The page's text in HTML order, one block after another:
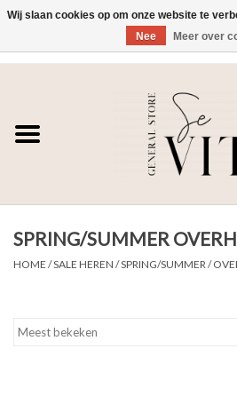
SE VIT
HEREN
SALE DAMES
SPRING/SUMMER
HOME /SALE HEREN /SPRING/SUMMER /
Wij slaan cookies op om onze website te
Nee
Meer over